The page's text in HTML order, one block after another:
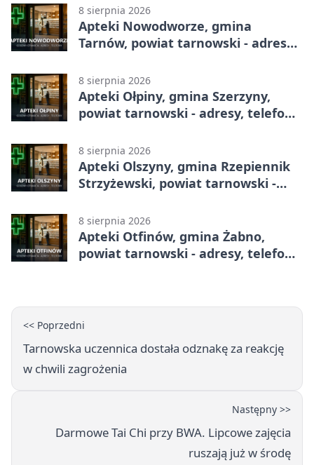
8 sierpnia 2026
Apteki Nowodworze, gmina
Tarnów, powiat tarnowski - adresy,
8 sierpnia 2026
Apteki Ołpiny, gmina Szerzyny,
powiat tarnowski - adresy, telefony,
8 sierpnia 2026
Apteki Olszyny, gmina Rzepiennik
Strzyżewski, powiat tarnowski -
8 sierpnia 2026
Apteki Otfinów, gmina Żabno,
powiat tarnowski - adresy, telefony,
<< Poprzedni
Tarnowska uczennica dostała odznakę za reakcję
w chwili zagrożenia
Następny >>
Darmowe Tai Chi przy BWA. Lipcowe zajęcia
ruszają już w środę